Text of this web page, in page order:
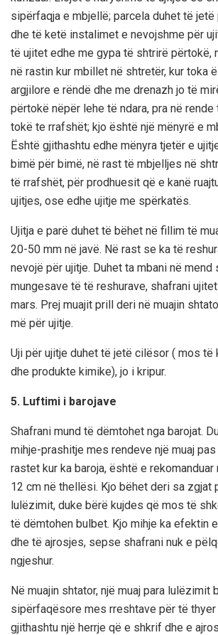
sipërfaqja e mbjellë; parcela duhet të jetë
dhe të ketë instalimet e nevojshme për
të ujitet edhe me gypa të shtrirë përtokë,
në rastin kur mbillet në shtretër, kur toka
argjilore e rëndë dhe me drenazh jo të
përtokë nëpër lehe të ndara, pra në
tokë te rrafshët; kjo është një mënyrë e
Është gjithashtu edhe mënyra tjetër e
bimë për bimë, në rast të mbjelljes në
të rrafshët, për prodhuesit që e kanë
ujitjes, ose edhe ujitje me spërkatës.
Ujitja e parë duhet të bëhet në fillim të
20-50 mm në javë. Në rast se ka të
nevojë për ujitje. Duhet ta mbani në mend
mungesave të të reshurave, shafrani
mars. Prej muajit prill deri në muajin
më për ujitje.
Uji për ujitje duhet të jetë cilësor ( mos të
dhe produkte kimike), jo i kripur.
5. Luftimi i barojave
Shafrani mund të dëmtohet nga barojat.
mihje-prashitje mes rendeve një muaj
rastet kur ka baroja, është e rekomanduar
12 cm në thellësi. Kjo bëhet deri sa zgjat
lulëzimit, duke bërë kujdes që mos të
të dëmtohen bulbet. Kjo mihje ka efektin
dhe të ajrosjes, sepse shafrani nuk e
ngjeshur.
Në muajin shtator, një muaj para lulëzimit
sipërfaqësore mes rreshtave për të
gjithashtu një herrje që e shkrif dhe e